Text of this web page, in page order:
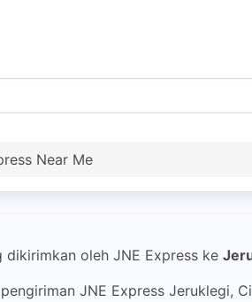
Near Me
oleh JNE Express ke
JNE Express Jeruklegi,